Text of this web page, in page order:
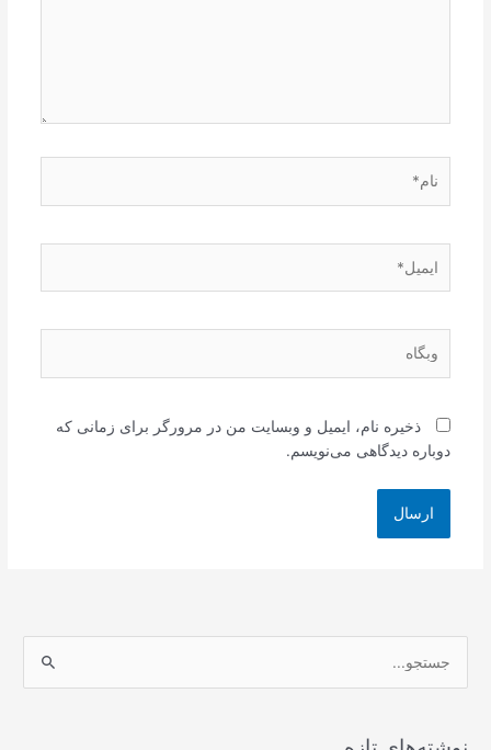
ذخیره نام، ایمیل و وبسایت من در مرورگر برای زمانی که
دوباره دیدگاهی می‌نویسم.